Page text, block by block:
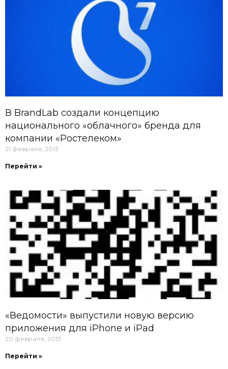
В BrandLab создали концепцию
национального «облачного» бренда для
компании «Ростелеком»
21 февраля, 2013
Перейти »
«Ведомости» выпустили новую версию
приложения для iPhone и iPad
20 февраля, 2013
Перейти »